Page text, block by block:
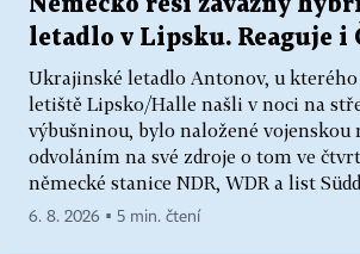
letadlo v Lipsku. Reaguje i
Ukrajinské letadlo Antonov, u
letiště Lipsko/Halle našli v noci na
výbušninou, bylo naložené vojenskou
odvoláním na své zdroje o tom ve
německé stanice NDR, WDR a list
6. 8. 2026 ▪ 5 min. čtení